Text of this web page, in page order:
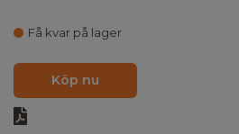
Få kvar på lager
Köp nu